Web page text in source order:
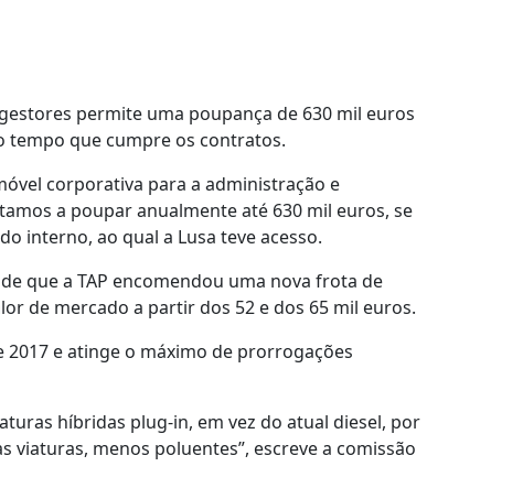
permite uma poupança de 630 mil euros
tempo que cumpre os contratos.
corporativa para a administração e
a poupar anualmente até 630 mil euros, se
interno, ao qual a Lusa teve acesso.
que a TAP encomendou uma nova frota de
de mercado a partir dos 52 e dos 65 mil euros.
e atinge o máximo de prorrogações
híbridas plug-in, em vez do atual diesel, por
menos poluentes”, escreve a comissão